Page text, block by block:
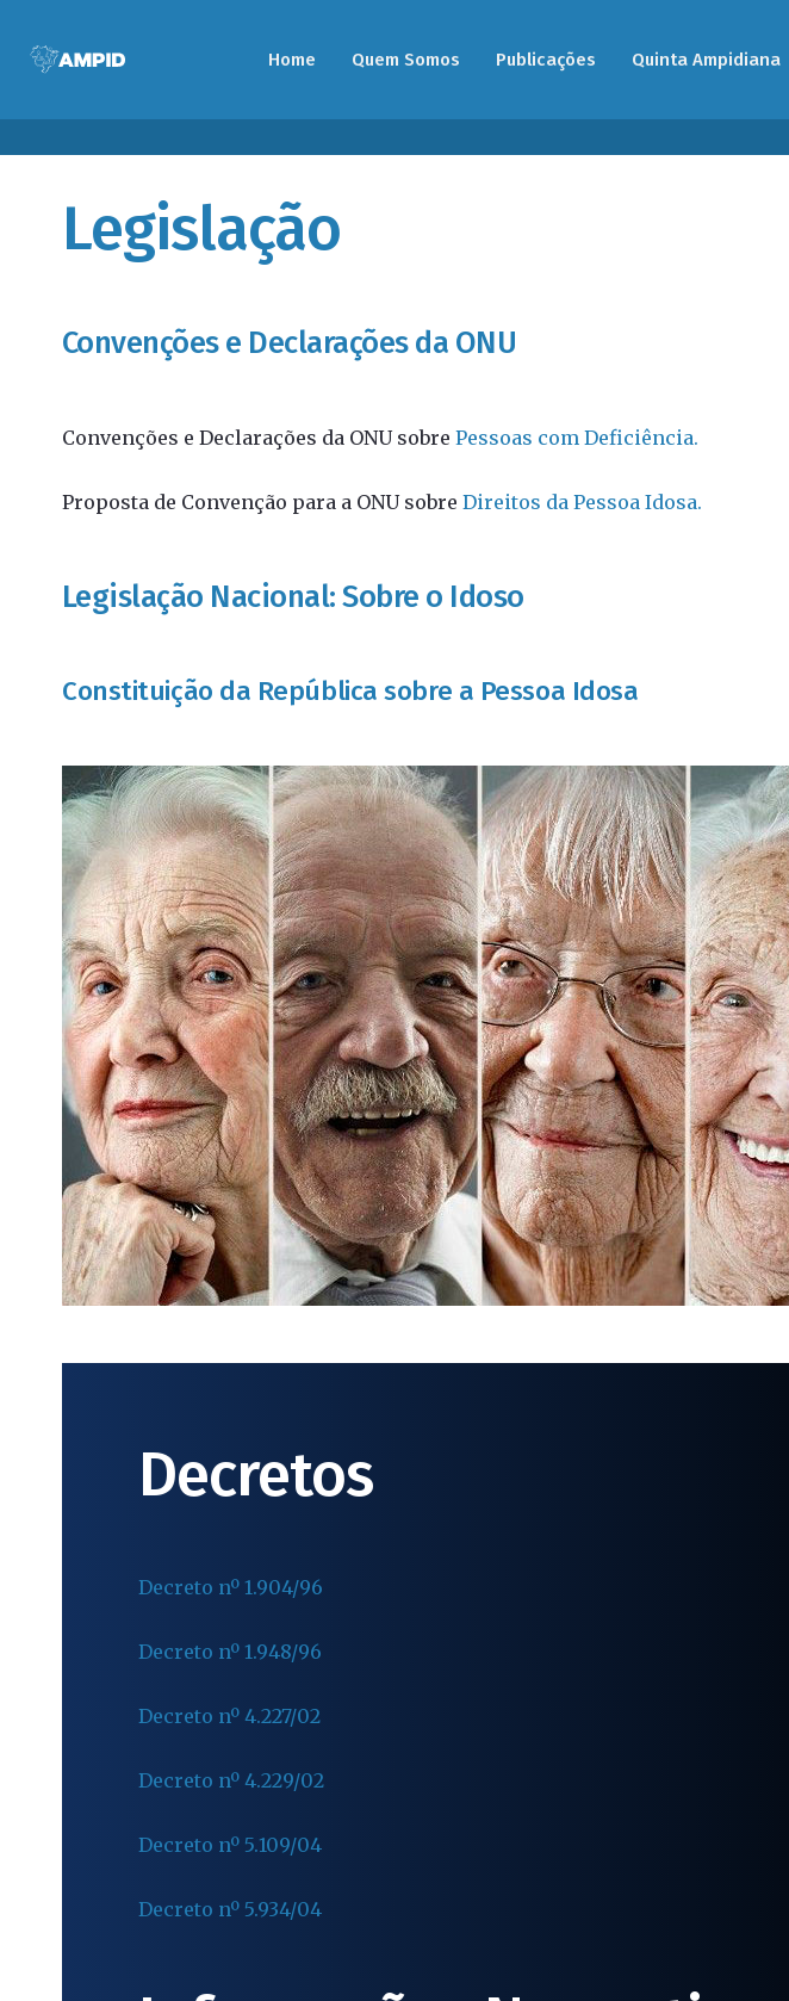
Home Quem Somos Publicações Quinta Ampidiana
Legislação
Convenções e Declarações da ONU
Convenções e Declarações da ONU sobre Pessoas com Deficiência.
Proposta de Convenção para a ONU sobre Direitos da Pessoa Idosa.
Legislação Nacional: Sobre o Idoso
Constituição da República sobre a Pessoa Idosa
Decretos
Decreto nº 1.904/96
Decreto nº 1.948/96
Decreto nº 4.227/02
Decreto nº 4.229/02
Decreto nº 5.109/04
Decreto nº 5.934/04